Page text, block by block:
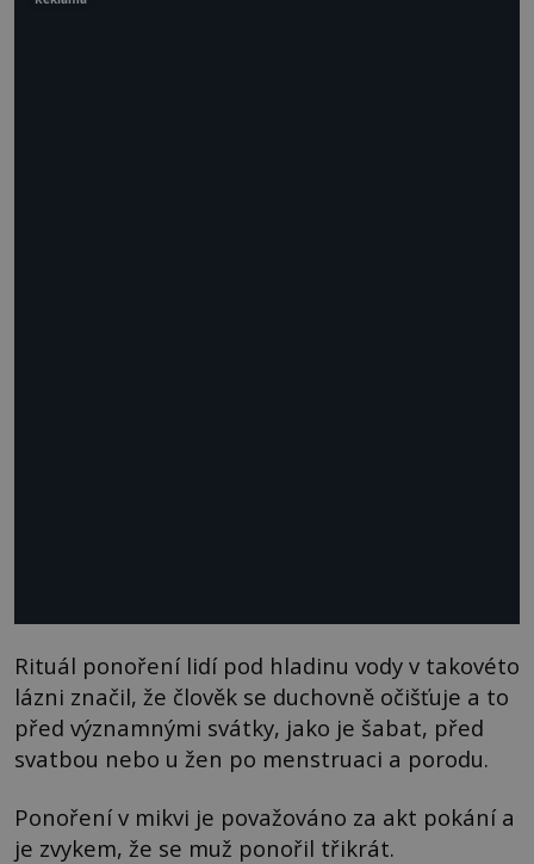
Rituál ponoření lidí pod hladinu vody v takovéto
lázni značil, že člověk se duchovně očišťuje a to
před významnými svátky, jako je šabat, před
svatbou nebo u žen po menstruaci a porodu.
Ponoření v mikvi je považováno za akt pokání a
je zvykem, že se muž ponořil třikrát.